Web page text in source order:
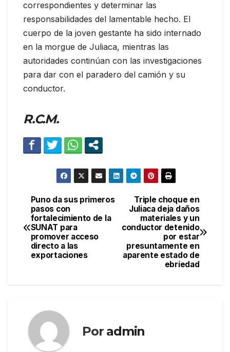
correspondientes y determinar las
responsabilidades del lamentable hecho. El
cuerpo de la joven gestante ha sido internado
en la morgue de Juliaca, mientras las
autoridades continúan con las investigaciones
para dar con el paradero del camión y su
conductor.
R.C.M.
Navegación
de
entradas
Triple choque en
Juliaca deja daños
materiales y un
conductor detenido
por estar
presuntamente en
aparente estado de
ebriedad
Puno da sus primeros
pasos con
fortalecimiento de la
SUNAT para
promover acceso
directo a las
exportaciones
Por admin